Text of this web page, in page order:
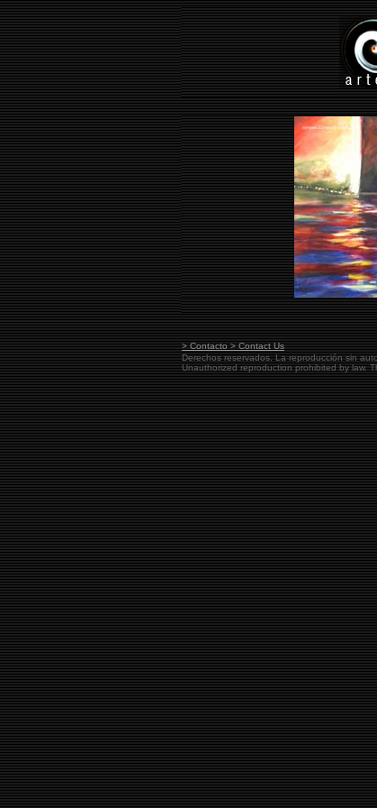
> Contacto > Contact Us
Derechos reservados. La reproducción sin
Unauthorized reproduction prohibited by law.